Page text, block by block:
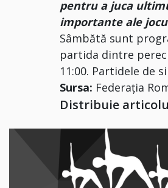
pentru a juca
importante ale
Sâmbătă sunt
partida dintre
11:00. Partidele de
Sursa: Federația
Distribuie